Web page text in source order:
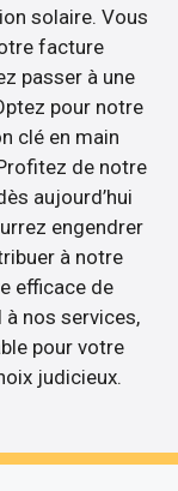
solaire. Vous
facture
passer à une
pour notre
clé en main
de notre
aujourd’hui
engendrer
à notre
efficace de
à nos services,
pour votre
judicieux.